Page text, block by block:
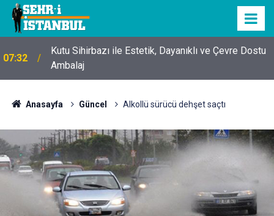
07:32
Kutu Sihirbazı ile Estetik, Dayanıklı ve Çevre Dostu
Ambalaj
Anasayfa Güncel Alkollü sürücü dehşet saçtı